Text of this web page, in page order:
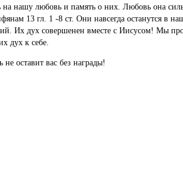
нашу любовь и память о них. Любовь она
13 гл. 1 -8 ст. Они навсегда останутся в
Их дух совершенен вместе с Иисусом! Мы
дух к себе.
оставит вас без награды!